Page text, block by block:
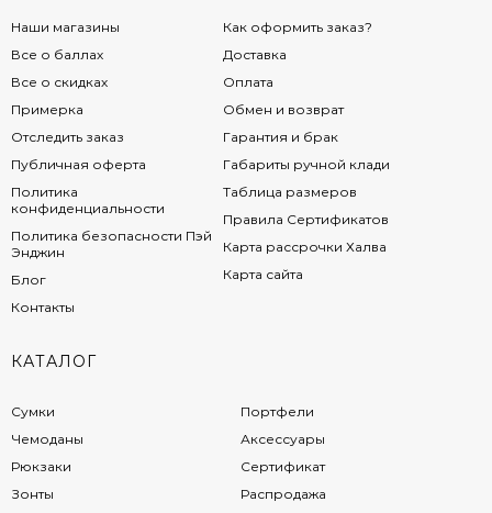
Наши магазины
Все о баллах
Все о скидках
Примерка
Отследить заказ
Публичная оферта
Политика
конфиденциальности
Политика безопасности Пэй
Энджин
Блог
Контакты
Как оформить заказ?
Доставка
Оплата
Обмен и возврат
Гарантия и брак
Габариты ручной клади
Таблица размеров
Правила Сертификатов
Карта рассрочки Халва
Карта сайта
КАТАЛОГ
Сумки
Чемоданы
Рюкзаки
Зонты
Портфели
Аксессуары
Сертификат
Распродажа